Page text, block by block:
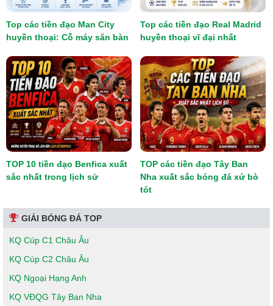
Top các tiền đạo Man City
huyền thoại: Cỗ máy săn bàn
Top các tiền đạo Real Madrid
huyền thoại vĩ đại nhất
TOP 10 tiền đạo Benfica xuất
sắc nhất trong lịch sử
TOP các tiền đạo Tây Ban
Nha xuất sắc bóng đá xứ bò
tót
GIẢI BÓNG ĐÁ TOP
KQ Cúp C1 Châu Âu
KQ Cúp C2 Châu Âu
KQ Ngoại Hạng Anh
KQ VĐQG Tây Ban Nha